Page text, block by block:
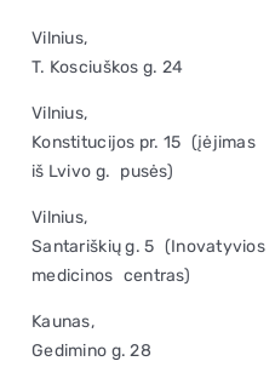
Vilnius,
T. Kosciuškos g. 24
Vilnius,
Konstitucijos pr. 15 (įėjimas
iš Lvivo g. pusės)
Vilnius,
Santariškių g. 5 (Inovatyvios
medicinos centras)
Kaunas,
Gedimino g. 28